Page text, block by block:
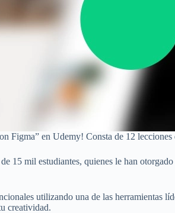
Figma” en Udemy! Consta de 12
15 mil estudiantes, quienes le han
utilizando una de las herramientas
creatividad.